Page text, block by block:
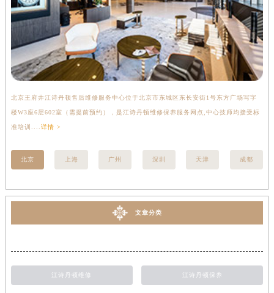
北京王府井江诗丹顿售后维修服务中心位于北京市东城区东长安街1号东方广场写字
楼W3座6层602室（需提前预约），是江诗丹顿维修保养服务网点,中心技师均接受标
准培训....详情 >
北京 上海 广州 深圳 天津 成都
文章分类
江诗丹顿维修 江诗丹顿保养